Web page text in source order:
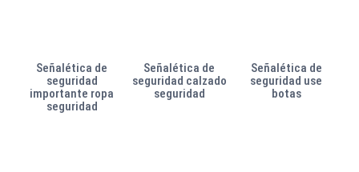
Señalética de
seguridad
importante ropa
seguridad
Señalética de
seguridad calzado
seguridad
Señalética de
seguridad use
botas